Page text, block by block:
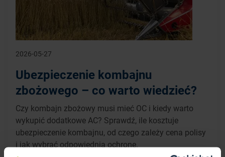
2026-05-27
Ubezpieczenie kombajnu
zbożowego – co warto wiedzieć?
Czy kombajn zbożowy musi mieć OC i kiedy warto
wykupić dodatkowe AC? Sprawdź, ile kosztuje
ubezpieczenie kombajnu, od czego zależy cena polisy
i jak wybrać odpowiednią ochronę.